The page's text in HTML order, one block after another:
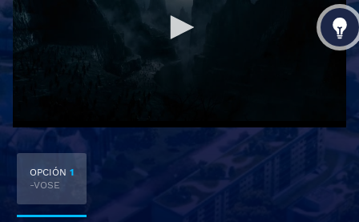
OPCIÓN 1
-VOSE